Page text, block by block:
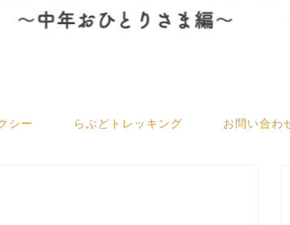
シー らぶどトレッキング お問い合わ